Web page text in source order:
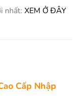
nhất: XEM Ở ĐÂY
Cấp Nhập